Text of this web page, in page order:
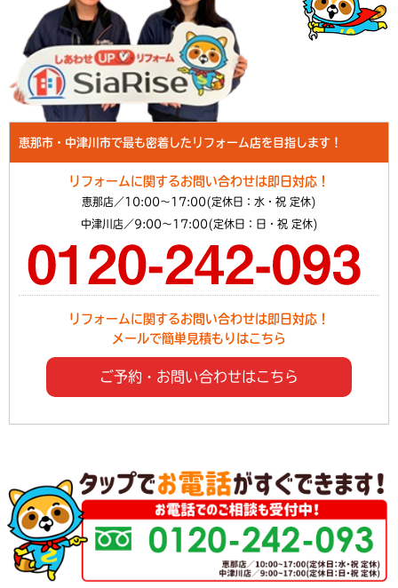
恵那市・中津川市で最も密着したリフォーム店を目指します！
リフォームに関するお問い合わせは即日対応！
恵那店／10:00～17:00(定休日：水・祝 定休)
中津川店／9:00～17:00(定休日：日・祝 定休)
リフォームに関するお問い合わせは即日対応！
メールで簡単見積もりはこちら
ご予約・お問い合わせはこちら